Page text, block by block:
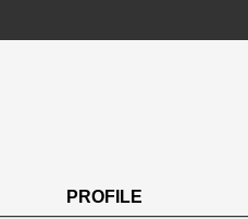
PROFILE